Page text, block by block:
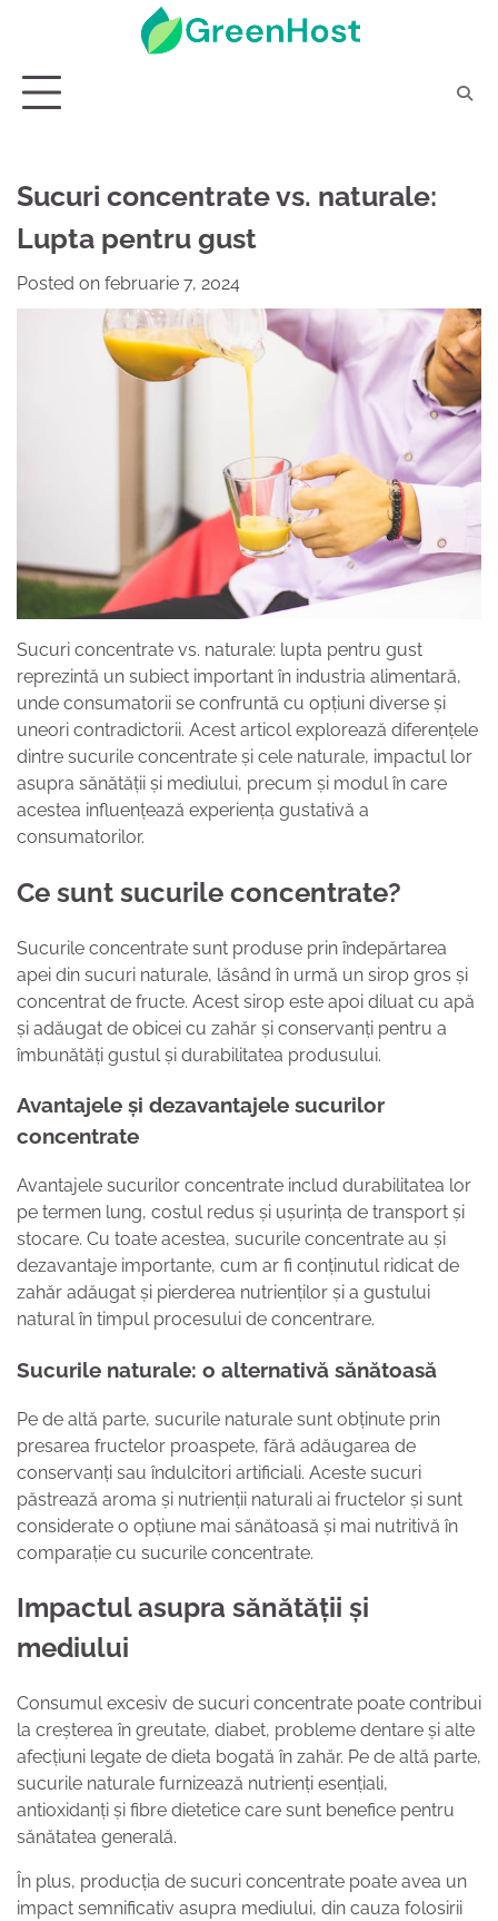
Sucuri concentrate vs. naturale:
Lupta pentru gust
Posted on februarie 7, 2024
Sucuri concentrate vs. naturale: lupta pentru gust
reprezintă un subiect important în industria alimentară,
unde consumatorii se confruntă cu opțiuni diverse și
uneori contradictorii. Acest articol explorează diferențele
dintre sucurile concentrate și cele naturale, impactul lor
asupra sănătății și mediului, precum și modul în care
acestea influențează experiența gustativă a
consumatorilor.
Ce sunt sucurile concentrate?
Sucurile concentrate sunt produse prin îndepărtarea
apei din sucuri naturale, lăsând în urmă un sirop gros și
concentrat de fructe. Acest sirop este apoi diluat cu apă
și adăugat de obicei cu zahăr și conservanți pentru a
îmbunătăți gustul și durabilitatea produsului.
Avantajele și dezavantajele sucurilor
concentrate
Avantajele sucurilor concentrate includ durabilitatea lor
pe termen lung, costul redus și ușurința de transport și
stocare. Cu toate acestea, sucurile concentrate au și
dezavantaje importante, cum ar fi conținutul ridicat de
zahăr adăugat și pierderea nutrienților și a gustului
natural în timpul procesului de concentrare.
Sucurile naturale: o alternativă sănătoasă
Pe de altă parte, sucurile naturale sunt obținute prin
presarea fructelor proaspete, fără adăugarea de
conservanți sau îndulcitori artificiali. Aceste sucuri
păstrează aroma și nutrienții naturali ai fructelor și sunt
considerate o opțiune mai sănătoasă și mai nutritivă în
comparație cu sucurile concentrate.
Impactul asupra sănătății și
mediului
Consumul excesiv de sucuri concentrate poate contribui
la creșterea în greutate, diabet, probleme dentare și alte
afecțiuni legate de dieta bogată în zahăr. Pe de altă parte,
sucurile naturale furnizează nutrienți esențiali,
antioxidanți și fibre dietetice care sunt benefice pentru
sănătatea generală.
În plus, producția de sucuri concentrate poate avea un
impact semnificativ asupra mediului, din cauza folosirii